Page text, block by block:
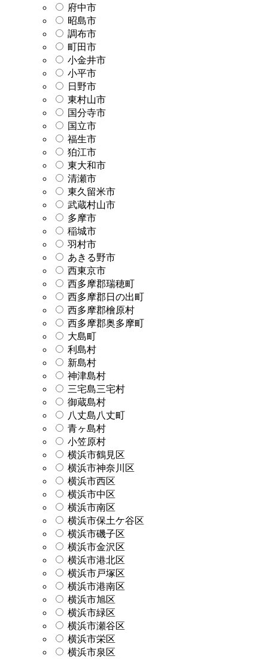
府中市
昭島市
調布市
町田市
小金井市
小平市
日野市
東村山市
国分寺市
国立市
福生市
狛江市
東大和市
清瀬市
東久留米市
武蔵村山市
多摩市
稲城市
羽村市
あきる野市
西東京市
西多摩郡瑞穂町
西多摩郡日の出町
西多摩郡檜原村
西多摩郡奥多摩町
大島町
利島村
新島村
神津島村
三宅島三宅村
御蔵島村
八丈島八丈町
青ヶ島村
小笠原村
横浜市鶴見区
横浜市神奈川区
横浜市西区
横浜市中区
横浜市南区
横浜市保土ケ谷区
横浜市磯子区
横浜市金沢区
横浜市港北区
横浜市戸塚区
横浜市港南区
横浜市旭区
横浜市緑区
横浜市瀬谷区
横浜市栄区
横浜市泉区